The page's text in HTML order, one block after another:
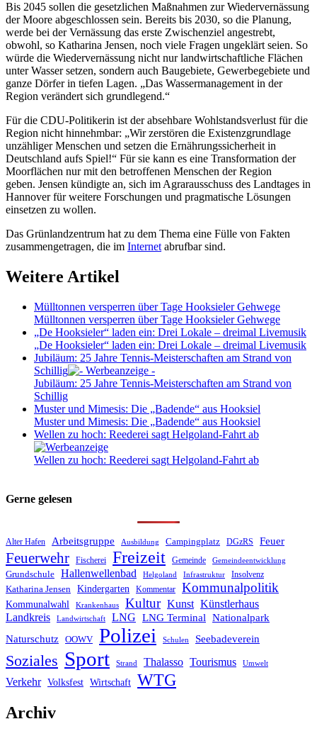
Bis 2045 sollen die gesetzlichen Maßnahmen zur Wiedervernässung
der Moore abgeschlossen sein. Bereits bis 2030, so die Planung,
werde bei der Vernässung das erste Zwischenziel angestrebt,
obwohl, so Katharina Jensen, noch viele Fragen ungeklärt seien. So
würde die Wiedervernässung nicht nur landwirtschaftliche Flächen
unter Wasser setzen, sondern auch Baugebiete, Gewerbegebiete und
ganze Dörfer in tiefen Lagen. „Das Wassermanagement in der
Region verändert sich grundlegend.“
Für die CDU-Politikerin ist der absehbare Wohlstandsverlust für die
Region nicht hinnehmbar: „Wir zerstören die Existenzgrundlage
unzähliger Menschen und setzen die Ernährungssicherheit in
Deutschland aufs Spiel!“ Für sie kann es eine Transformation der
Moorflächen nur mit den betroffenen Menschen der Region
geben. Jensen kündigte an, sich im Agrarausschuss des Landtages in
Hannover für weitere Forschungen und pragmatische Lösungen
einsetzen zu wollen.
Das Grünlandzentrum hat zu dem Thema eine Fülle von Fakten
zusammengetragen, die im Internet abrufbar sind.
Weitere Artikel
Mülltonnen versperren über Tage Hooksieler Gehwege
Mülltonnen versperren über Tage Hooksieler Gehwege
„De Hooksieler“ laden ein: Drei Lokale – dreimal Livemusik
„De Hooksieler“ laden ein: Drei Lokale – dreimal Livemusik
Jubiläum: 25 Jahre Tennis-Meisterschaften am Strand von
Schillig
Jubiläum: 25 Jahre Tennis-Meisterschaften am Strand von
Schillig
Muster und Mimesis: Die „Badende“ aus Hooksiel
Muster und Mimesis: Die „Badende“ aus Hooksiel
Wellen zu hoch: Reederei sagt Helgoland-Fahrt ab
Wellen zu hoch: Reederei sagt Helgoland-Fahrt ab
Gerne gelesen
Alter Hafen Arbeitsgruppe Ausbildung Campingplatz DGzRS Feuer
Feuerwehr Fischerei Freizeit Gemeinde Gemeindeentwicklung
Grundschule Hallenwellenbad Helgoland Infrastruktur Insolvenz
Katharina Jensen Kindergarten Kommentar Kommunalpolitik
Kommunalwahl Krankenhaus Kultur Kunst Künstlerhaus
Landkreis Landwirtschaft LNG LNG Terminal
Nationalpark
Naturschutz
OOWV Polizei Schulen Seebadeverein
Soziales Sport Strand Thalasso Tourismus Umwelt
Verkehr Volksfest Wirtschaft WTG
Archiv